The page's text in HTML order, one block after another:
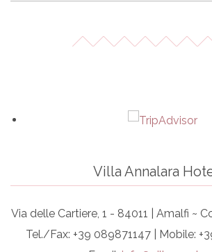
Villa Annalara
Via delle Cartiere, 1 - 84011 | Amalfi ~
Tel./Fax: +39 089871147 | Mobile: